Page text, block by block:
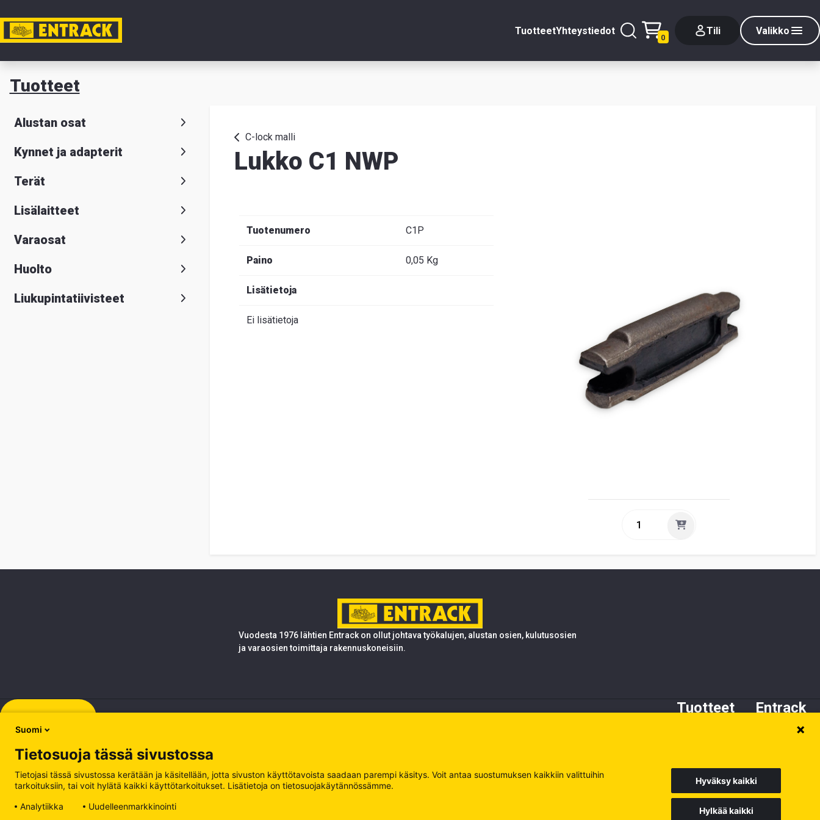
TuotteetYhteystiedot
0
Tili Valikko
Tili Sulje
Tuotevalitsin
meistä
Suomeksi
Tuotteet
Alustan osat
Kynnet ja adapterit
Terät
Lisälaitteet
Varaosat
Huolto
Liukupintatiivisteet
C-lock malli
Lukko C1 NWP
Tuotenumero C1P
Paino 0,05 Kg
Lisätietoja
Ei lisätietoja
Vuodesta 1976 lähtien Entrack on ollut johtava työkalujen, alustan osien, kulutusosien
ja varaosien toimittaja rakennuskoneisiin.
Rekisteröidy
Tuotteet
Varaosat
Entrack
Tietoa meistä
Suomi
Tietosuoja tässä sivustossa
Tietojasi tässä sivustossa kerätään ja käsitellään, jotta sivuston käyttötavoista saadaan parempi käsitys. Voit antaa suostumuksen kaikkiin valittuihin
tarkoituksiin, tai voit hylätä kaikki käyttötarkoitukset. Lisätietoja on tietosuojakäytännössämme.
Analytiikka
Uudelleenmarkkinointi
Hyväksy kaikki
Hylkää kaikki